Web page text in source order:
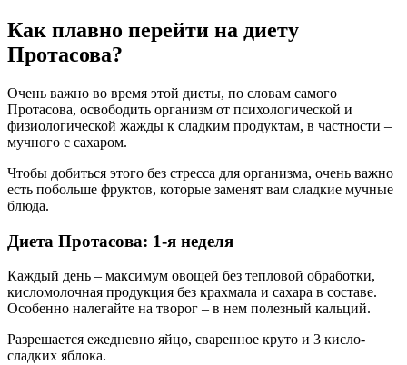
Как плавно перейти на диету
Протасова?
Очень важно во время этой диеты, по словам самого
Протасова, освободить организм от психологической и
физиологической жажды к сладким продуктам, в частности –
мучного с сахаром.
Чтобы добиться этого без стресса для организма, очень важно
есть побольше фруктов, которые заменят вам сладкие мучные
блюда.
Диета Протасова: 1-я неделя
Каждый день – максимум овощей без тепловой обработки,
кисломолочная продукция без крахмала и сахара в составе.
Особенно налегайте на творог – в нем полезный кальций.
Разрешается ежедневно яйцо, сваренное круто и 3 кисло-
сладких яблока.